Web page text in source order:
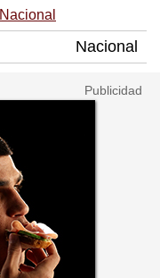
Nacional
Nacional